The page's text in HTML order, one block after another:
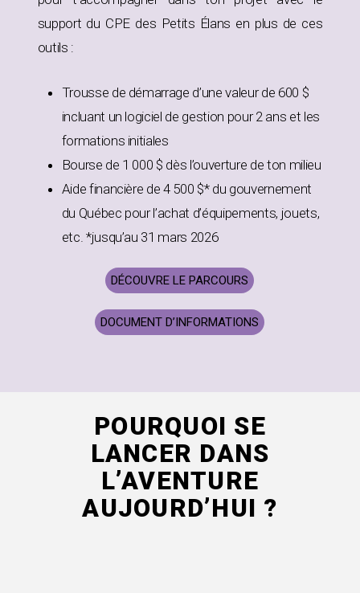
support du CPE des Petits Élans en plus de ces
outils :
Trousse de démarrage d’une valeur de 600 $
incluant un logiciel de gestion pour 2 ans et les
formations initiales
Bourse de 1 000 $ dès l’ouverture de ton milieu
Aide financière de 4 500 $* du gouvernement
du Québec pour l’achat d’équipements, jouets,
etc. *jusqu’au 31 mars 2026
DÉCOUVRE LE PARCOURS
DOCUMENT D’INFORMATIONS
POURQUOI SE
LANCER DANS
L’AVENTURE
AUJOURD’HUI ?